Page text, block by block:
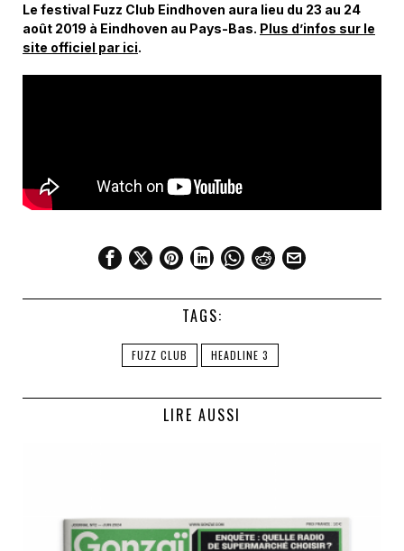
Le festival Fuzz Club Eindhoven aura lieu du 23 au 24
août 2019 à Eindhoven au Pays-Bas. Plus d’infos sur le
site officiel par ici.
TAGS:
FUZZ CLUB HEADLINE 3
LIRE AUSSI